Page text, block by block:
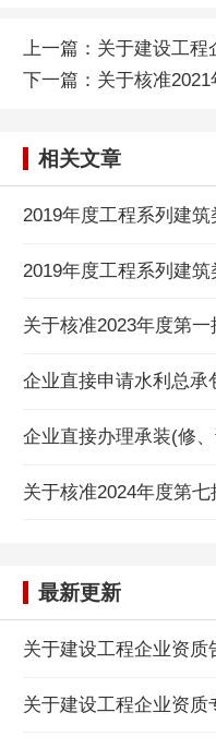
上一篇： 关于建设工程企
下一篇： 关于核准2021年10月份
相关文章
企业直接申请水利总承
企业直接办理承装(修
最新更新
关于建设工程企业资
关于建设工程企业资质